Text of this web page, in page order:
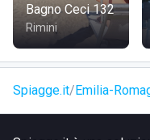
Bagno Ceci 132
Rimini
Spiagge.it Emilia-